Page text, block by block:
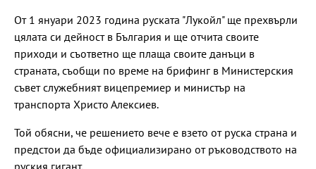
От 1 януари 2023 година руската "Лукойл" ще прехвърли
цялата си дейност в България и ще отчита своите
приходи и съответно ще плаща своите данъци в
страната, съобщи по време на брифинг в Министерския
съвет служебният вицепремиер и министър на
транспорта Христо Алексиев.
Той обясни, че решението вече е взето от руска страна и
предстои да бъде официализирано от ръководството на
руския гигант.